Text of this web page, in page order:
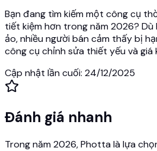
Bạn đang tìm kiếm một công cụ
tiết kiệm hơn trong năm 2026?
ảo, nhiều người bán cảm thấy bị
công cụ chỉnh sửa thiết yếu và giá
Cập nhật lần cuối: 24/12/2025
Đánh giá nhanh
Trong năm 2026, Photta là lựa